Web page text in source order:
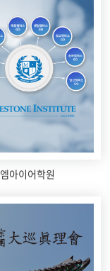
엠아이어학원